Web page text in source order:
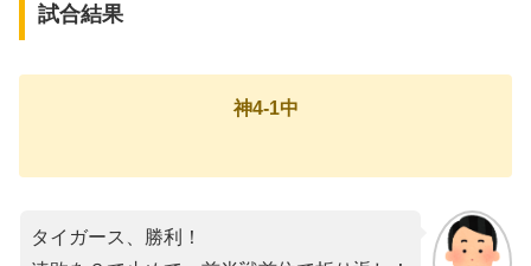
試合結果
神4-1中
タイガース、勝利！